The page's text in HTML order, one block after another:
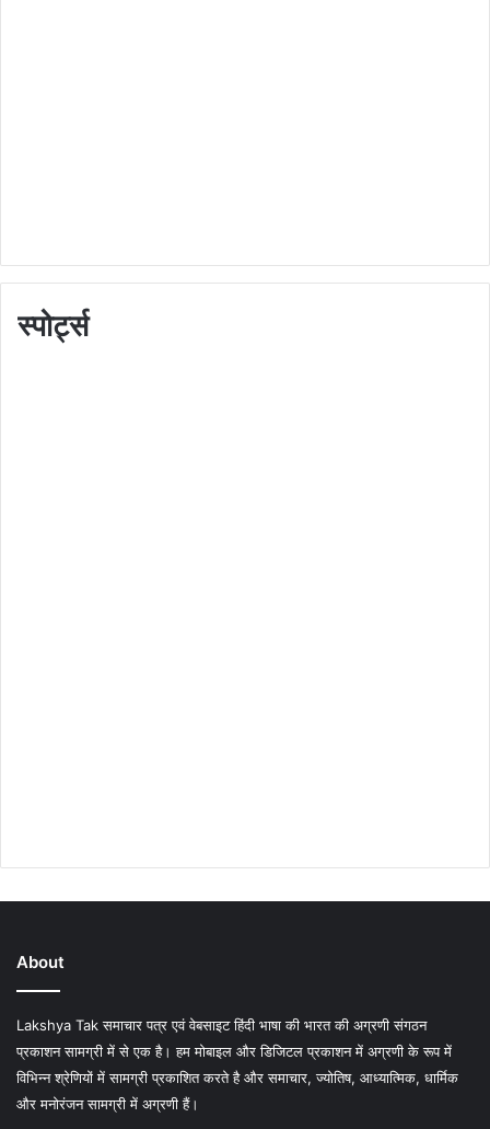
स्पोर्ट्स
About
Lakshya Tak समाचार पत्र एवं वेबसाइट हिंदी भाषा की भारत की अग्रणी संगठन
प्रकाशन सामग्री में से एक है। हम मोबाइल और डिजिटल प्रकाशन में अग्रणी के रूप में
विभिन्न श्रेणियों में सामग्री प्रकाशित करते है और समाचार, ज्योतिष, आध्यात्मिक, धार्मिक
और मनोरंजन सामग्री में अग्रणी हैं।